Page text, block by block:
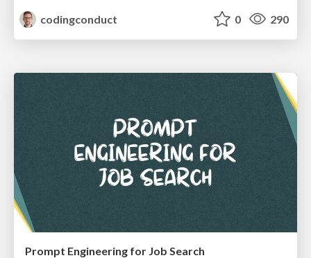
codingconduct
0 290
Prompt Engineering for Job Search